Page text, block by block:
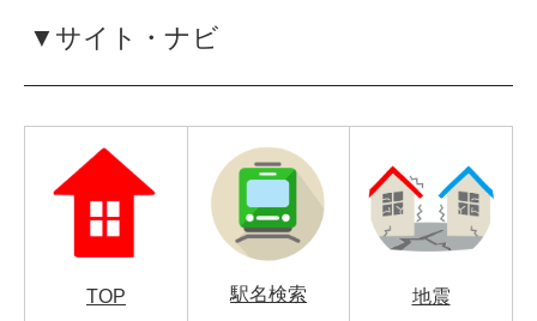
▼サイト・ナビ
TOP 駅名検索 地震